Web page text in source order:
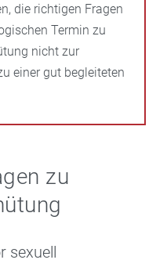
die richtigen Fragen
Termin zu
nicht zur
einer gut begleiteten
zu
sexuell